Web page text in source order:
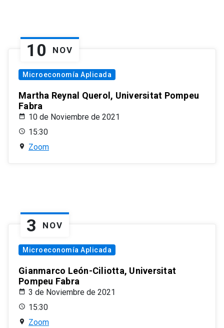
10 NOV
Microeconomía Aplicada
Martha Reynal Querol, Universitat Pompeu
Fabra
10 de Noviembre de 2021
15:30
Zoom
3 NOV
Microeconomía Aplicada
Gianmarco León-Ciliotta, Universitat
Pompeu Fabra
3 de Noviembre de 2021
15:30
Zoom